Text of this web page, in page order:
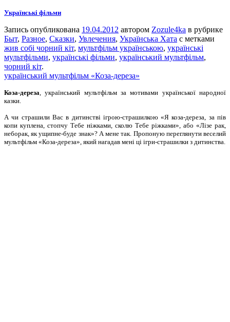
Українські фільми
Запись опубликована 19.04.2012 автором Zozule4ka в рубрике
Быт, Разное, Сказки, Увлечения, Українська Хата с метками
жив собі чорний кіт, мультфільм українською, українські
мультфільми, українські фільми, український мультфільм,
чорний кіт.
український мультфільм «Коза-дереза»
Коза-дереза , український мультфільм за мотивами української народної
казки.
А чи страшили Вас в дитинстві ігрою-страшилкою «Я коза-дереза, за пів
копи куплена, стопчу Тебе ніжками, сколю Тебе ріжками», або «Лізе рак,
неборак, як ущипне-буде знак»? А мене так. Пропоную переглянути веселий
мультфільм «Коза-дереза», який нагадав мені ці ігри-страшилки з дитинства.